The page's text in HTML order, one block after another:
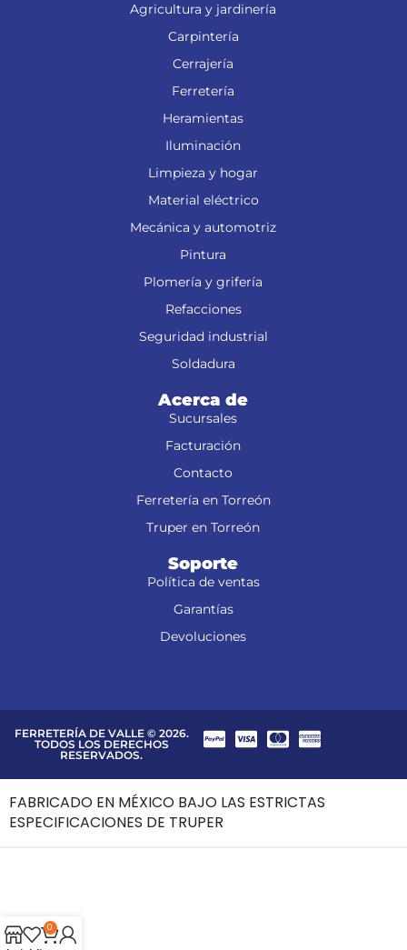
Agricultura y jardinería
Carpintería
Cerrajería
Ferretería
Heramientas
Iluminación
Limpieza y hogar
Material eléctrico
Mecánica y automotriz
Pintura
Plomería y grifería
Refacciones
Seguridad industrial
Soldadura
Acerca de
Sucursales
Facturación
Contacto
Ferretería en Torreón
Truper en Torreón
Soporte
Política de ventas
Garantías
Devoluciones
FERRETERÍA DE VALLE © 2026.
TODOS LOS DERECHOS
RESERVADOS.
0
FABRICADO EN MÉXICO BAJO LAS ESTRICTAS
ESPECIFICACIONES DE TRUPER